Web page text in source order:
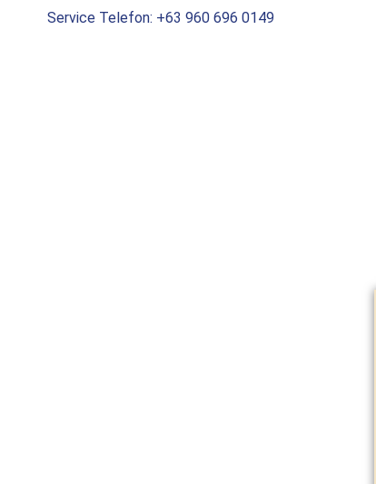
Service Telefon: +63 960 696 0149